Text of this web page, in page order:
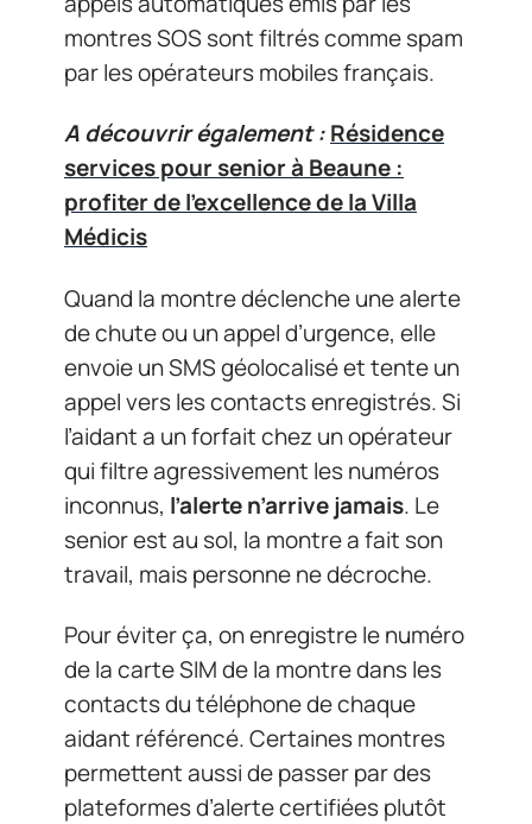
montres SOS sont filtrés comme spam
par les opérateurs mobiles français.
A découvrir également :Résidence
services pour senior à Beaune :
profiter de l'excellence de la Villa
Médicis
Quand la montre déclenche une alerte
de chute ou un appel d’urgence, elle
envoie un SMS géolocalisé et tente un
appel vers les contacts enregistrés. Si
l’aidant a un forfait chez un opérateur
qui filtre agressivement les numéros
inconnus, l’alerte n’arrive jamais. Le
senior est au sol, la montre a fait son
travail, mais personne ne décroche.
Pour éviter ça, on enregistre le numéro
de la carte SIM de la montre dans les
contacts du téléphone de chaque
aidant référencé. Certaines montres
permettent aussi de passer par des
plateformes d’alerte certifiées plutôt